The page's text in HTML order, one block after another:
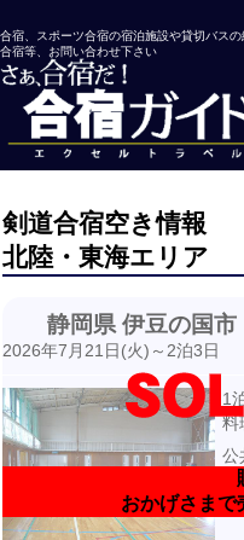
合宿、スポーツ合宿の宿泊施設や貸切バス
合宿等、お問い合わせ下さい
剣道合宿空き情報
北陸・東海エリア
おかげさまで
静岡県 伊豆の国市
2026年7月21日(火)～2泊3日
1
料
公